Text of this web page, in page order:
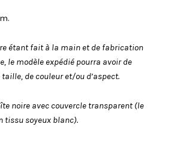
étant fait à la main et de fabrication
le modèle expédié pourra avoir de
de couleur et/ou d’aspect.
noire avec couvercle transparent (le
tissu soyeux blanc).